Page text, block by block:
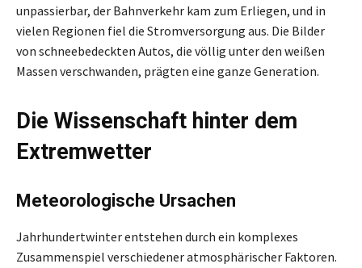
unpassierbar, der Bahnverkehr kam zum Erliegen, und in
vielen Regionen fiel die Stromversorgung aus. Die Bilder
von schneebedeckten Autos, die völlig unter den weißen
Massen verschwanden, prägten eine ganze Generation.
Die Wissenschaft hinter dem
Extremwetter
Meteorologische Ursachen
Jahrhundertwinter entstehen durch ein komplexes
Zusammenspiel verschiedener atmosphärischer Faktoren.